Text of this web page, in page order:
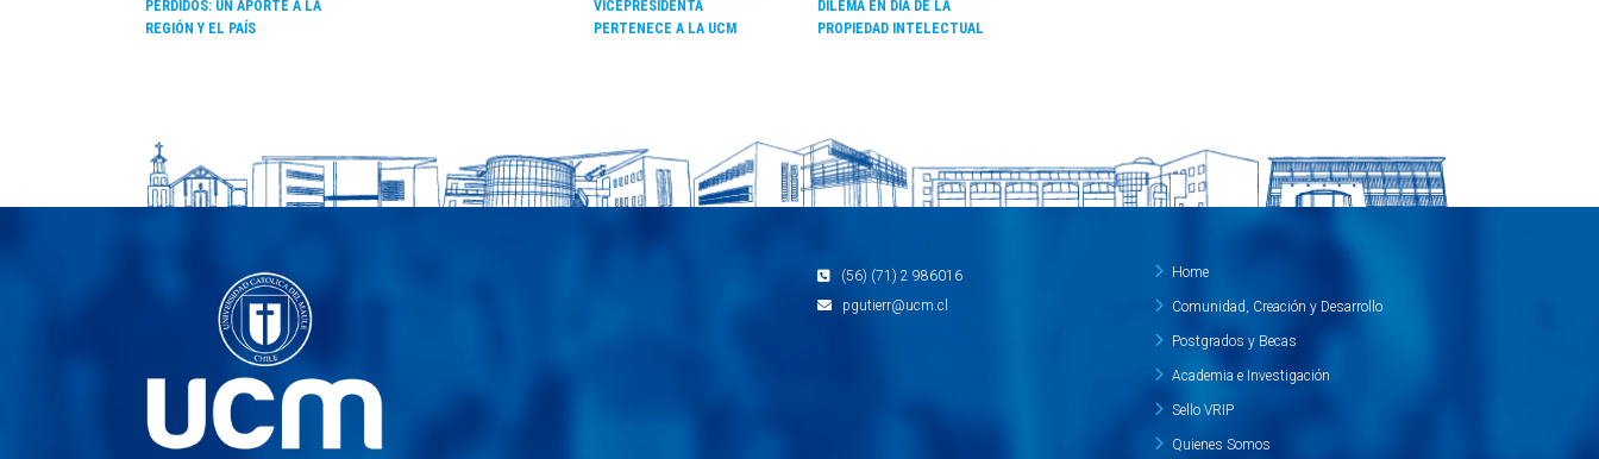
PERDIDOS: UN APORTE A LA
REGIÓN Y EL PAÍS
VICEPRESIDENTA
PERTENECE A LA UCM
DILEMA EN DÍA DE LA
PROPIEDAD INTELECTUAL
(56) (71) 2 986016
pgutierr@ucm.cl
Home
Comunidad, Creación y Desarrollo
Postgrados y Becas
Academia e Investigación
Sello VRIP
Quienes Somos